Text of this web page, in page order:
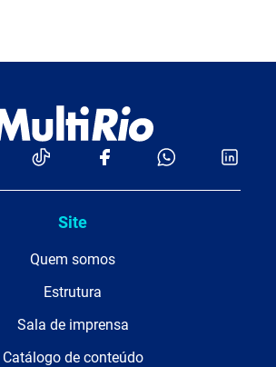
Site
Quem somos
Estrutura
Sala de imprensa
Catálogo de conteúdo